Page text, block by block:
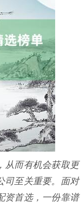
从而有机会获取更
司至关重要。面对
资首选，一份靠谱